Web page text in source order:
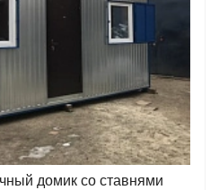
домик со ставнями